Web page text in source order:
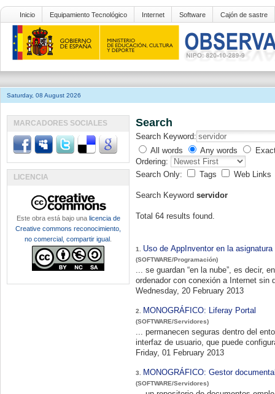
Inicio Equipamiento Tecnológico Internet Software Cajón de sastre
Saturday, 08 August 2026
Search
Search Keyword:
All words
Any words
Ordering:
Search Only:
Tags Web Links
Search Keyword servidor
Total 64 results found.
1. Uso de AppInventor en la
(SOFTWARE/Programación)
... se guardan “en la nube”, es decir,
ordenador con conexión a Internet
Wednesday, 20 February 2013
2. MONOGRÁFICO: Liferay Portal
(SOFTWARE/Servidores)
... permanecen seguras dentro del entorno del portal. Correo electrónico Se incluye un
interfaz de usuario, que puede
Friday, 01 February 2013
3. MONOGRÁFICO: Gestor
(SOFTWARE/Servidores)
MARCADORES SOCIALES
LICENCIA
Este obra está bajo una licencia de
Creative commons reconocimiento,
no comercial, compartir igual